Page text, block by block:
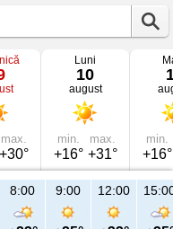
max.
+30°
Luni
10
august
min.
+16°
max.
+31°
min.
+16°
8:00 9:00 12:00